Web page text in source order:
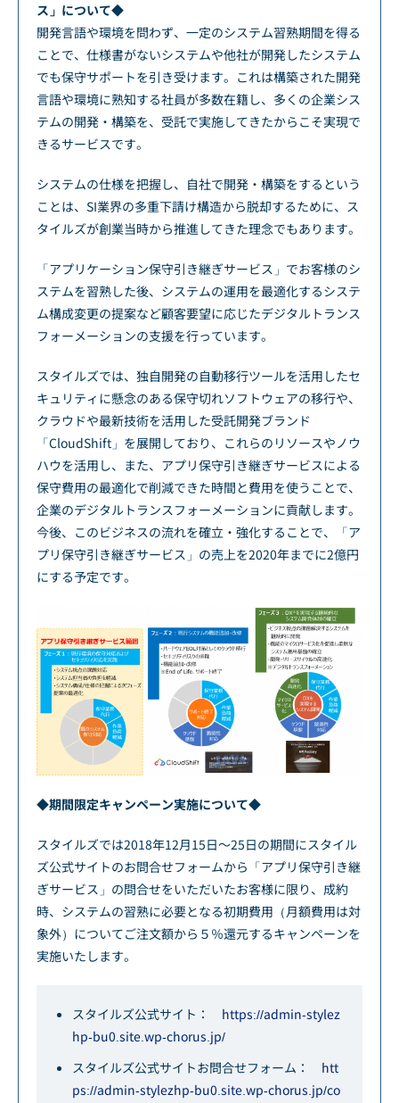
ス」について◆
開発言語や環境を問わず、一定のシステム習熟期間を得る
ことで、仕様書がないシステムや他社が開発したシステム
でも保守サポートを引き受けます。これは構築された開発
言語や環境に熟知する社員が多数在籍し、多くの企業シス
テムの開発・構築を、受託で実施してきたからこそ実現で
きるサービスです。
システムの仕様を把握し、自社で開発・構築をするという
ことは、SI業界の多重下請け構造から脱却するために、ス
タイルズが創業当時から推進してきた理念でもあります。
「アプリケーション保守引き継ぎサービス」でお客様のシ
ステムを習熟した後、システムの運用を最適化するシステ
ム構成変更の提案など顧客要望に応じたデジタルトランス
フォーメーションの支援を行っています。
スタイルズでは、独自開発の自動移行ツールを活用したセ
キュリティに懸念のある保守切れソフトウェアの移行や、
クラウドや最新技術を活用した受託開発ブランド
「CloudShift」を展開しており、これらのリソースやノウ
ハウを活用し、また、アプリ保守引き継ぎサービスによる
保守費用の最適化で削減できた時間と費用を使うことで、
企業のデジタルトランスフォーメーションに貢献します。
今後、このビジネスの流れを確立・強化することで、「ア
プリ保守引き継ぎサービス」の売上を2020年までに2億円
にする予定です。
◆期間限定キャンペーン実施について◆
スタイルズでは2018年12月15日～25日の期間にスタイル
ズ公式サイトのお問合せフォームから「アプリ保守引き継
ぎサービス」の問合せをいただいたお客様に限り、成約
時、システムの習熟に必要となる初期費用（月額費用は対
象外）についてご注文額から５％還元するキャンペーンを
実施いたします。
スタイルズ公式サイト： https://admin-stylez
hp-bu0.site.wp-chorus.jp/
スタイルズ公式サイトお問合せフォーム： htt
ps://admin-stylezhp-bu0.site.wp-chorus.jp/co